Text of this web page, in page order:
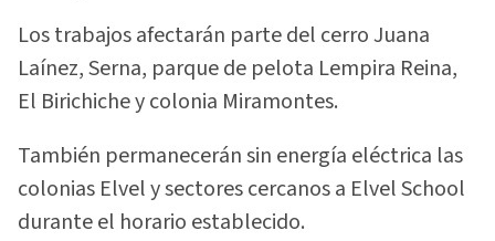
Los trabajos afectarán parte del cerro Juana
Laínez, Serna, parque de pelota Lempira Reina,
El Birichiche y colonia Miramontes.
También permanecerán sin energía eléctrica las
colonias Elvel y sectores cercanos a Elvel School
durante el horario establecido.